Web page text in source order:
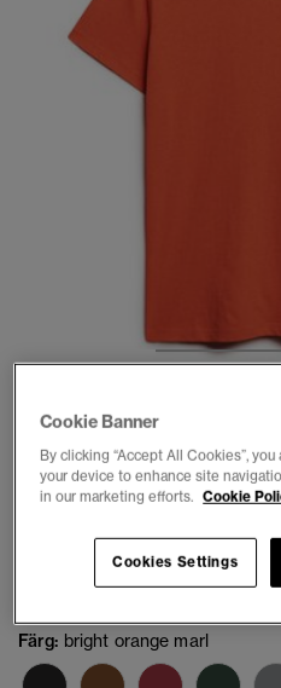
1 2 3 4
3 FÖR KR649
Essential Logo T-shirt
(33)
kr 249,00
Färg: bright orange marl
Cookie Banner
By clicking “Accept All Cookies”,
your device to enhance site
in our marketing efforts. Cookie
Cookies Settings